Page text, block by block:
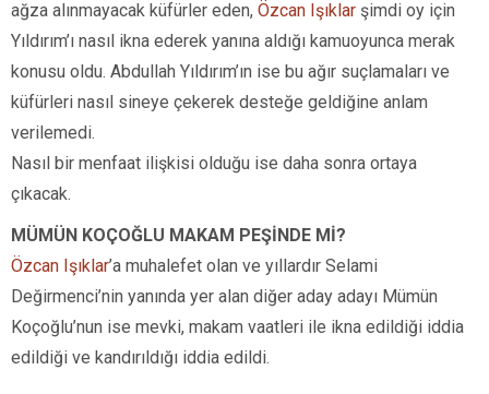
ağza alınmayacak küfürler eden, Özcan Işıklar şimdi oy için
Yıldırım’ı nasıl ikna ederek yanına aldığı kamuoyunca merak
konusu oldu. Abdullah Yıldırım’ın ise bu ağır suçlamaları ve
küfürleri nasıl sineye çekerek desteğe geldiğine anlam
verilemedi.
Nasıl bir menfaat ilişkisi olduğu ise daha sonra ortaya
çıkacak.
MÜMÜN KOÇOĞLU MAKAM PEŞİNDE Mİ?
Özcan Işıklar’a muhalefet olan ve yıllardır Selami
Değirmenci’nin yanında yer alan diğer aday adayı Mümün
Koçoğlu’nun ise mevki, makam vaatleri ile ikna edildiği iddia
edildiği ve kandırıldığı iddia edildi.